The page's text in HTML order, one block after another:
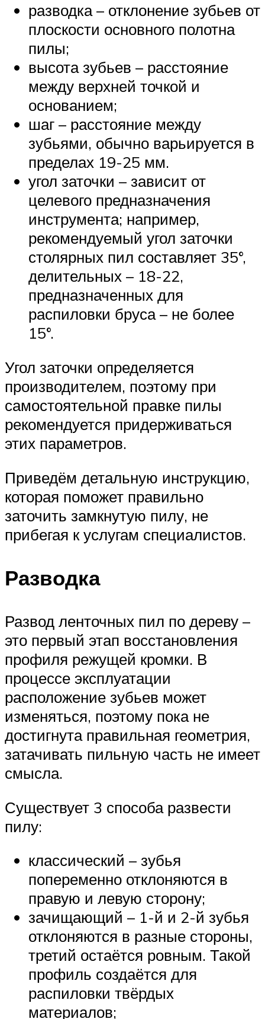
разводка – отклонение зубьев от
плоскости основного полотна
пилы;
высота зубьев – расстояние
между верхней точкой и
основанием;
шаг – расстояние между
зубьями, обычно варьируется в
пределах 19-25 мм.
угол заточки – зависит от
целевого предназначения
инструмента; например,
рекомендуемый угол заточки
столярных пил составляет 35°,
делительных – 18-22,
предназначенных для
распиловки бруса – не более
15°.
Угол заточки определяется
производителем, поэтому при
самостоятельной правке пилы
рекомендуется придерживаться
этих параметров.
Приведём детальную инструкцию,
которая поможет правильно
заточить замкнутую пилу, не
прибегая к услугам специалистов.
Разводка
Развод ленточных пил по дереву –
это первый этап восстановления
профиля режущей кромки. В
процессе эксплуатации
расположение зубьев может
изменяться, поэтому пока не
достигнута правильная геометрия,
затачивать пильную часть не имеет
смысла.
Существует 3 способа развести
пилу:
классический – зубья
попеременно отклоняются в
правую и левую сторону;
зачищающий – 1-й и 2-й зубья
отклоняются в разные стороны,
третий остаётся ровным. Такой
профиль создаётся для
распиловки твёрдых
материалов;